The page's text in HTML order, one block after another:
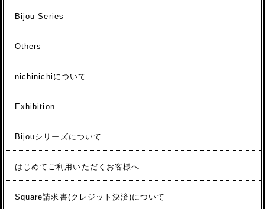
Bijou Series
Others
nichinichiについて
Exhibition
Bijouシリーズについて
はじめてご利用いただくお客様へ
Square請求書(クレジット決済)について